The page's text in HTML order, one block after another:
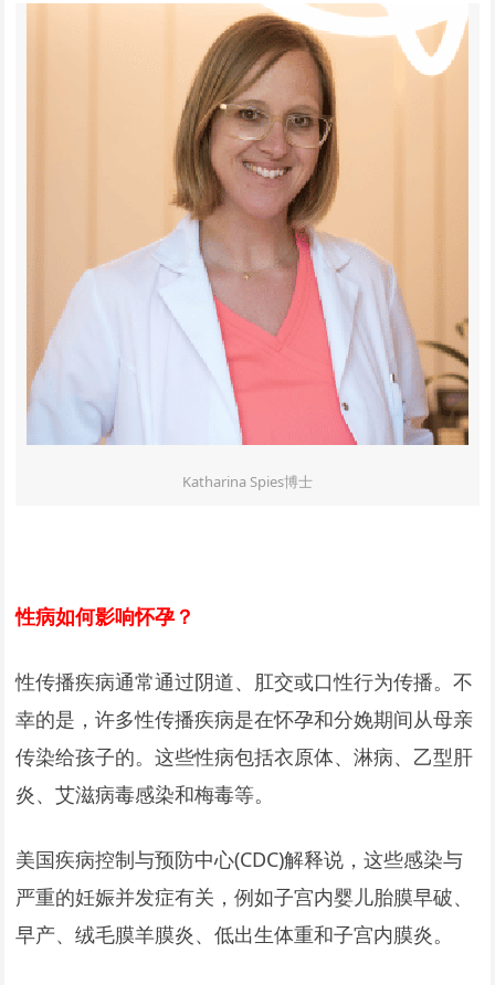
Katharina Spies博士
性病如何影响怀孕？
性传播疾病通常通过阴道、肛交或口性行为传播。不
幸的是，许多性传播疾病是在怀孕和分娩期间从母亲
传染给孩子的。这些性病包括衣原体、淋病、乙型肝
炎、艾滋病毒感染和梅毒等。
美国疾病控制与预防中心(CDC)解释说，这些感染与
严重的妊娠并发症有关，例如子宫内婴儿胎膜早破、
早产、绒毛膜羊膜炎、低出生体重和子宫内膜炎。